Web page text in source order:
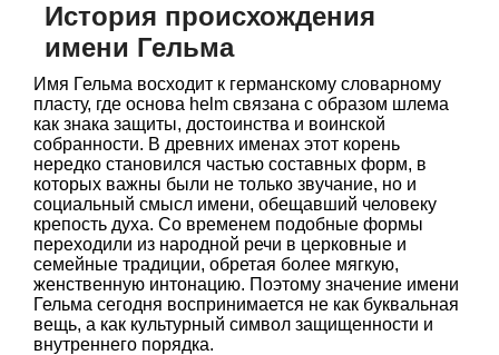
История происхождения
имени Гельма
Имя Гельма восходит к германскому словарному
пласту, где основа helm связана с образом шлема
как знака защиты, достоинства и воинской
собранности. В древних именах этот корень
нередко становился частью составных форм, в
которых важны были не только звучание, но и
социальный смысл имени, обещавший человеку
крепость духа. Со временем подобные формы
переходили из народной речи в церковные и
семейные традиции, обретая более мягкую,
женственную интонацию. Поэтому значение имени
Гельма сегодня воспринимается не как буквальная
вещь, а как культурный символ защищенности и
внутреннего порядка.